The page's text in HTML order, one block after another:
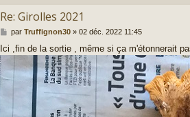
Re: Girolles 2021
M
s
a
g
par Truffignon30» 02 déc. 2022 11:45
Ici ,fin de la sortie , même si ça m'étonnerait